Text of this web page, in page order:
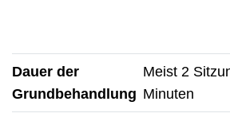
Dauer der
Grundbehandlung
Meist 2
Minuten